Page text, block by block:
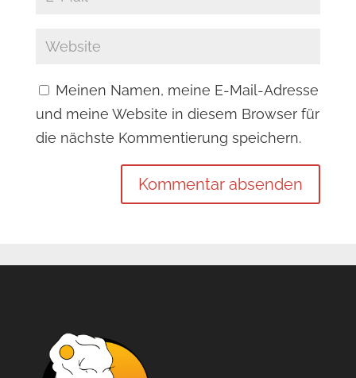
Meinen Namen, meine E-Mail-Adresse
und meine Website in diesem Browser für
die nächste Kommentierung speichern.